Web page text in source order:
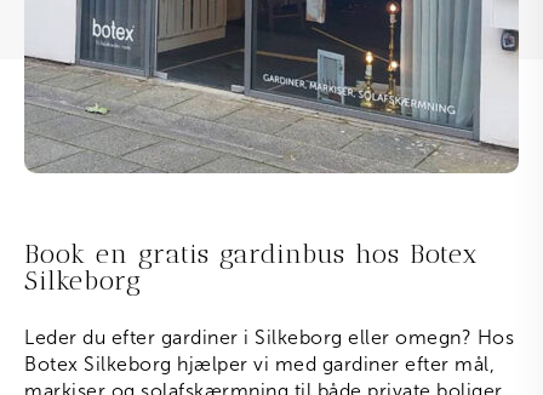
Book en gratis gardinbus hos Botex
Silkeborg
Leder du efter gardiner i Silkeborg eller omegn? Hos
Botex Silkeborg hjælper vi med gardiner efter mål,
markiser og solafskærmning til både private boliger